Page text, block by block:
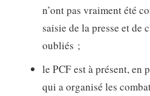
n’ont pas vraiment été
saisie de la presse et de
oubliés ;
le PCF est à présent, en
qui a organisé les